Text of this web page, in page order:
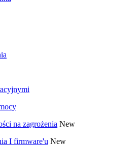
na zagrożenia New
I firmware'u New